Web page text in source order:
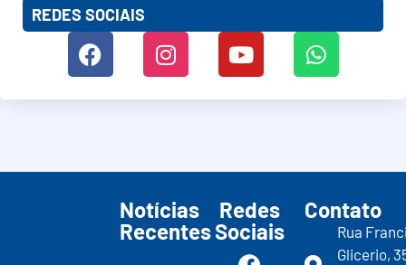
REDES SOCIAIS
Notícias
Recentes
Redes
Sociais
Contato
Rua
Glicerio,